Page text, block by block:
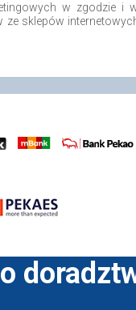
w zgodzie i
sklepów